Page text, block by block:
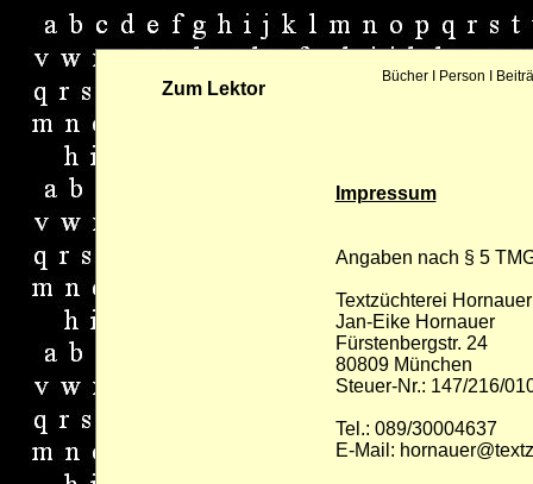
Zum Lektor
Bücher Person
Impressum
Angaben nach § 5
Textzüchterei Hornauer
Jan-Eike Hornauer
Fürstenbergstr. 24
80809 München
Steuer-Nr.: 147/216/
Tel.: 089/30004637
E-Mail: